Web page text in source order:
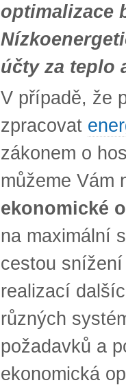
optimalizace
účty za teplo
V případě, že
zpracovat
zákonem o
můžeme Vám
ekonomické
na maximální
cestou
realizací
různých
požadavků a
ekonomická